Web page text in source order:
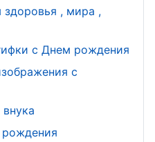
здоровья , мира ,
с Днем рождения
с